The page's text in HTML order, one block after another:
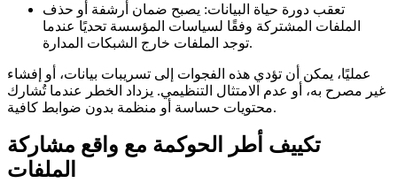
تعقب دورة حياة البيانات: يصبح ضمان أرشفة أو حذف
الملفات المشتركة وفقًا لسياسات المؤسسة تحديًا عندما
توجد الملفات خارج الشبكات المدارة.
عمليًا، يمكن أن تؤدي هذه الفجوات إلى تسريبات بيانات، أو إفشاء
غير مصرح به، أو عدم الامتثال التنظيمي. يزداد الخطر عندما تُشارك
محتويات حساسة أو منظمة بدون ضوابط كافية.
تكييف أطر الحوكمة مع واقع مشاركة
الملفات